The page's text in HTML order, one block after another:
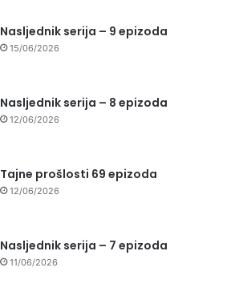
Nasljednik serija – 9 epizoda
15/06/2026
Nasljednik serija – 8 epizoda
12/06/2026
Tajne prošlosti 69 epizoda
12/06/2026
Nasljednik serija – 7 epizoda
11/06/2026